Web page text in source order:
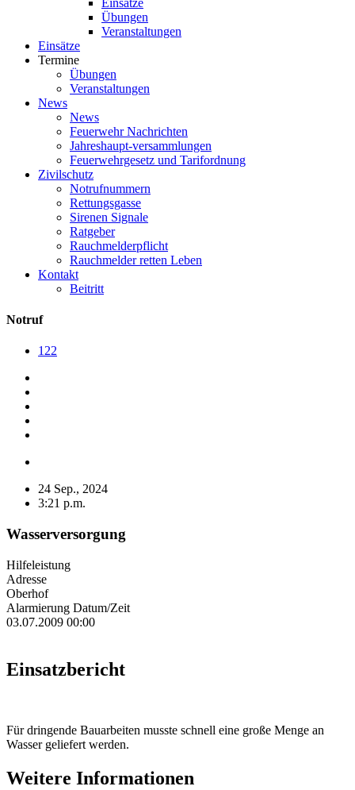
Übungen
Veranstaltungen
Einsätze
Termine
Übungen
Veranstaltungen
News
News
Feuerwehr Nachrichten
Jahreshaupt-versammlungen
Feuerwehrgesetz und Tarifordnung
Zivilschutz
Notrufnummern
Rettungsgasse
Sirenen Signale
Ratgeber
Rauchmelderpflicht
Rauchmelder retten Leben
Kontakt
Beitritt
Notruf
122
24 Sep., 2024
3:21 p.m.
Wasserversorgung
Hilfeleistung
Adresse
Oberhof
Alarmierung Datum/Zeit
03.07.2009 00:00
Einsatzbericht
Für dringende Bauarbeiten musste schnell eine große Menge an
Wasser geliefert werden.
Weitere Informationen